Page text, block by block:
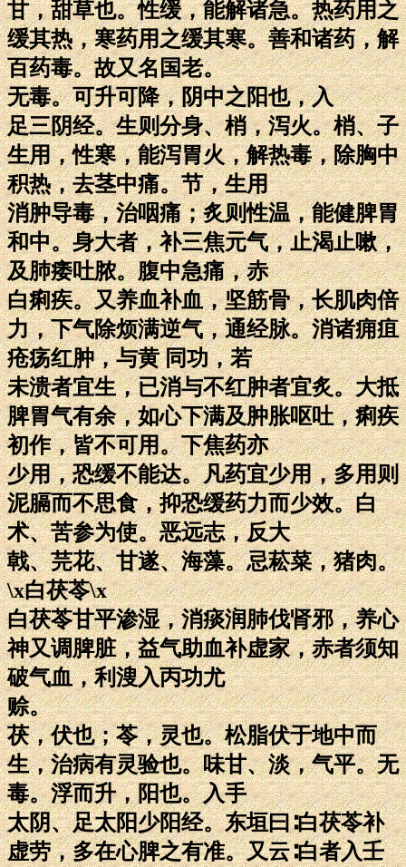
甘，甜草也。性缓，能解诸急。热药用之
缓其热，寒药用之缓其寒。善和诸药，解
百药毒。故又名国老。
无毒。可升可降，阴中之阳也，入
足三阴经。生则分身、梢，泻火。梢、子
生用，性寒，能泻胃火，解热毒，除胸中
积热，去茎中痛。节，生用
消肿导毒，治咽痛；炙则性温，能健脾胃
和中。身大者，补三焦元气，止渴止嗽，
及肺痿吐脓。腹中急痛，赤
白痢疾。又养血补血，坚筋骨，长肌肉倍
力，下气除烦满逆气，通经脉。消诸痈疽
疮疡红肿，与黄 同功，若
未溃者宜生，已消与不红肿者宜炙。大抵
脾胃气有余，如心下满及肿胀呕吐，痢疾
初作，皆不可用。下焦药亦
少用，恐缓不能达。凡药宜少用，多用则
泥膈而不思食，抑恐缓药力而少效。白
术、苦参为使。恶远志，反大
戟、芫花、甘遂、海藻。忌菘菜，猪肉。
\x白茯苓\x
白茯苓甘平渗湿，消痰润肺伐肾邪，养心
神又调脾脏，益气助血补虚家，赤者须知
破气血，利溲入丙功尤
赊。
茯，伏也；苓，灵也。松脂伏于地中而
生，治病有灵验也。味甘、淡，气平。无
毒。浮而升，阳也。入手
太阴、足太阳少阳经。东垣曰∶白茯苓补
虚劳，多在心脾之有准。又云∶白者入壬